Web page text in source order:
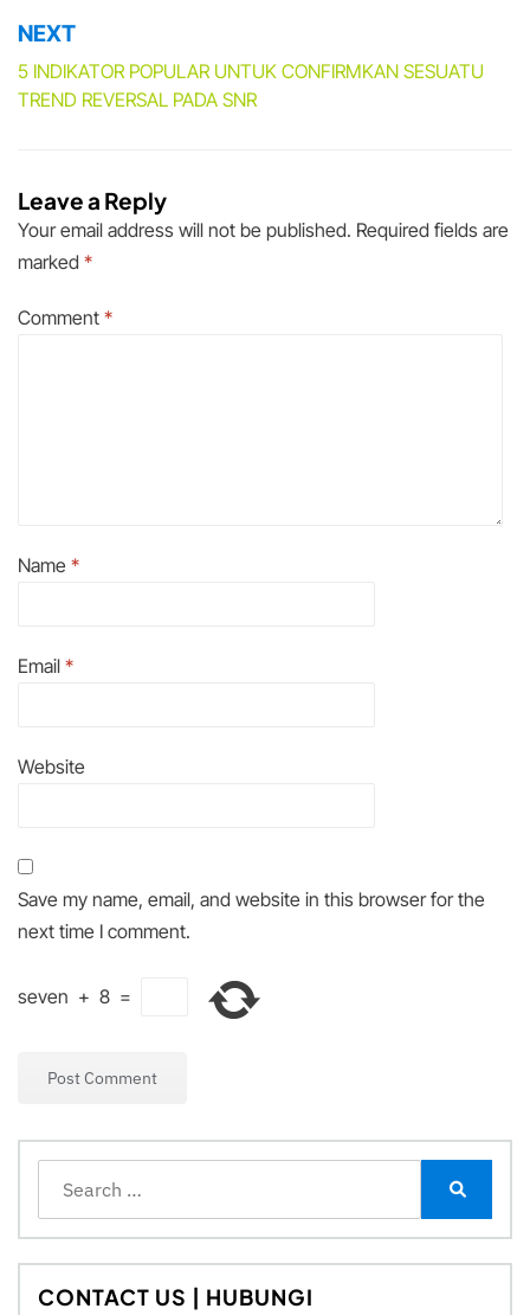
NEXT
5 INDIKATOR POPULAR UNTUK CONFIRMKAN SESUATU
TREND REVERSAL PADA SNR
Leave a Reply
Your email address will not be published. Required fields are
marked *
Comment *
Name *
Email *
Website
Save my name, email, and website in this browser for the
next time I comment.
seven + 8 =
for:
CONTACT US | HUBUNGI